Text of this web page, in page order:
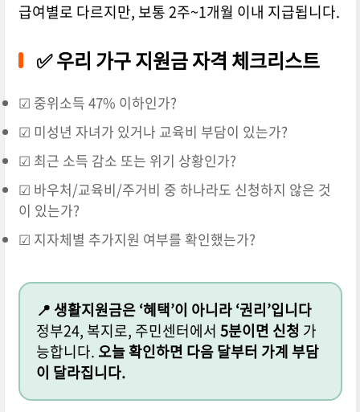
급여별로 다르지만, 보통 2주~1개월 이내 지급됩니다.
✅ 우리 가구 지원금 자격 체크리스트
☑ 중위소득 47% 이하인가?
☑ 미성년 자녀가 있거나 교육비 부담이 있는가?
☑ 최근 소득 감소 또는 위기 상황인가?
☑ 바우처/교육비/주거비 중 하나라도 신청하지 않은 것
이 있는가?
☑ 지자체별 추가지원 여부를 확인했는가?
📍 생활지원금은 ‘혜택’이 아니라 ‘권리’입니다
정부24, 복지로, 주민센터에서 5분이면 신청 가
능합니다. 오늘 확인하면 다음 달부터 가계 부담
이 달라집니다.